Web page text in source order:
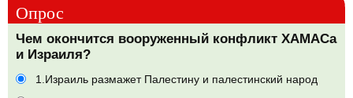
Опрос
Чем окончится вооруженный конфликт ХАМАСа
и Израиля?
1.Израиль размажет Палестину и палестинский народ